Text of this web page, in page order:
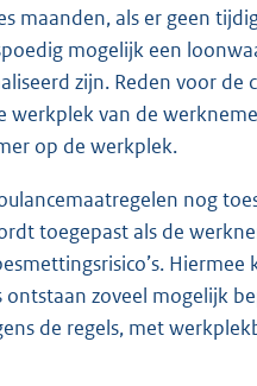
maanden, als er geen
mogelijk een
zijn. Reden voor de
van de
op de werkplek.
nog
toegepast als de
zoveel mogelijk
de regels, met